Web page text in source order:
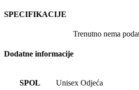
SPECIFIKACIJE
Trenutno nema
Dodatne informacije
SPOL Unisex Odjeća